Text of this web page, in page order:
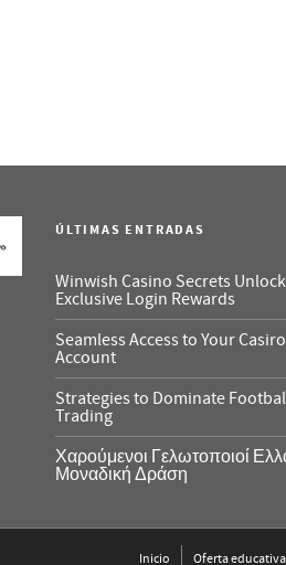
ÚLTIMAS ENTRADAS
Winwish Casino Secrets Unlock
Exclusive Login Rewards
Seamless Access to Your
Account
Strategies to Dominate
Trading
Χαρούμενοι Γελωτοποιοί
Μοναδική Δράση
Inicio Oferta educativa